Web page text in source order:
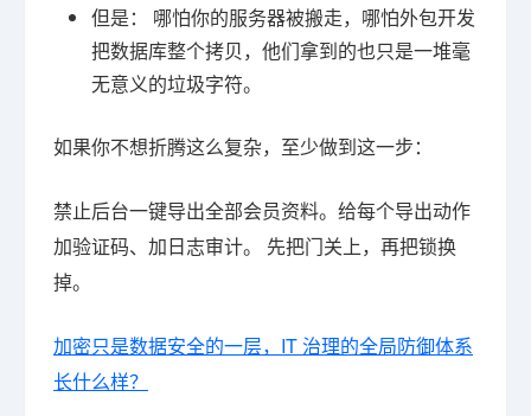
但是： 哪怕你的服务器被搬走，哪怕外包开发
把数据库整个拷贝，他们拿到的也只是一堆毫
无意义的垃圾字符。
如果你不想折腾这么复杂，至少做到这一步：
禁止后台一键导出全部会员资料。给每个导出动作
加验证码、加日志审计。 先把门关上，再把锁换
掉。
加密只是数据安全的一层，IT 治理的全局防御体系
长什么样？